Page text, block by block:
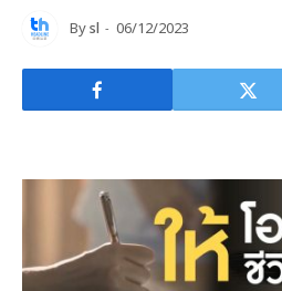
Bysl 06/12/2023